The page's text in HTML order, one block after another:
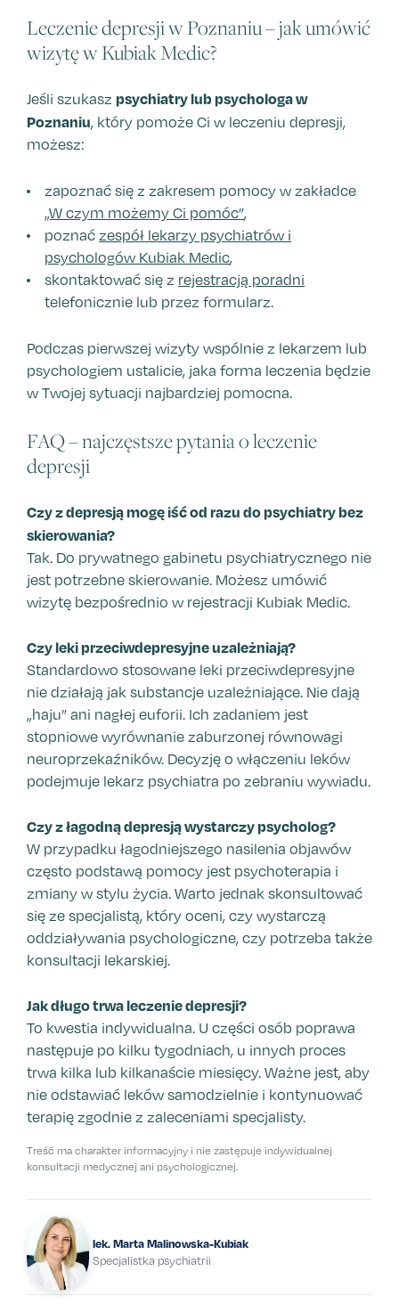
Leczenie depresji w Poznaniu – jak umówić
wizytę w Kubiak Medic?
Jeśli szukasz psychiatry lub psychologa w
Poznaniu, który pomoże Ci w leczeniu depresji,
możesz:
zapoznać się z zakresem pomocy w zakładce
„W czym możemy Ci pomóc”,
poznać zespół lekarzy psychiatrów i
psychologów Kubiak Medic,
skontaktować się z rejestracją poradni
telefonicznie lub przez formularz.
Podczas pierwszej wizyty wspólnie z lekarzem lub
psychologiem ustalicie, jaka forma leczenia będzie
w Twojej sytuacji najbardziej pomocna.
FAQ – najczęstsze pytania o leczenie
depresji
Czy z depresją mogę iść od razu do psychiatry bez
skierowania?
Tak. Do prywatnego gabinetu psychiatrycznego nie
jest potrzebne skierowanie. Możesz umówić
wizytę bezpośrednio w rejestracji Kubiak Medic.
Czy leki przeciwdepresyjne uzależniają?
Standardowo stosowane leki przeciwdepresyjne
nie działają jak substancje uzależniające. Nie dają
„haju” ani nagłej euforii. Ich zadaniem jest
stopniowe wyrównanie zaburzonej równowagi
neuroprzekaźników. Decyzję o włączeniu leków
podejmuje lekarz psychiatra po zebraniu wywiadu.
Czy z łagodną depresją wystarczy psycholog?
W przypadku łagodniejszego nasilenia objawów
często podstawą pomocy jest psychoterapia i
zmiany w stylu życia. Warto jednak skonsultować
się ze specjalistą, który oceni, czy wystarczą
oddziaływania psychologiczne, czy potrzeba także
konsultacji lekarskiej.
Jak długo trwa leczenie depresji?
To kwestia indywidualna. U części osób poprawa
następuje po kilku tygodniach, u innych proces
trwa kilka lub kilkanaście miesięcy. Ważne jest, aby
nie odstawiać leków samodzielnie i kontynuować
terapię zgodnie z zaleceniami specjalisty.
Treść ma charakter informacyjny i nie zastępuje indywidualnej
konsultacji medycznej ani psychologicznej.
lek. Marta Malinowska-Kubiak
Specjalistka psychiatrii